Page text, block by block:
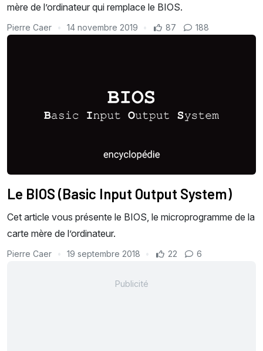
mère de l’ordinateur qui remplace le BIOS.
Pierre Caer 14 novembre 2019 87 188
Le BIOS (Basic Input Output System)
Cet article vous présente le BIOS, le microprogramme de la
carte mère de l’ordinateur.
Pierre Caer 19 septembre 2018 22 6